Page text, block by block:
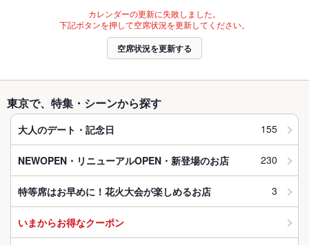
カレンダーの更新に失敗しました。
下記ボタンを押して空席状況を更新してください。
空席状況を更新する
東京で、特集・シーンから探す
大人のデート・記念日 155
NEWOPEN・リニューアルOPEN・新登場のお店 230
特等席はお早めに！花火大会が楽しめるお店 3
いまからお得なクーポン